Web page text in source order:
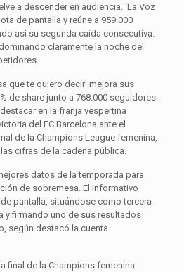
a descender en audiencia. ‘La Voz
de pantalla y reúne a 959.000
así su segunda caída consecutiva.
claramente la noche del
que te quiero decir’ mejora sus
de share junto a 768.000 seguidores.
en la franja vespertina
del FC Barcelona ante el
de la Champions League femenina,
cifras de la cadena pública.
datos de la temporada para
de sobremesa. El informativo
pantalla, situándose como tercera
y firmando uno de sus resultados
según destacó la cuenta
final de la Champions femenina